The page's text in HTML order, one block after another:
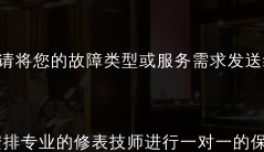
将您的故障类型或服务需求发
专业的修表技师进行一对一的